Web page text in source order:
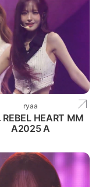
ryaa
REBEL HEART MM
A2025 A